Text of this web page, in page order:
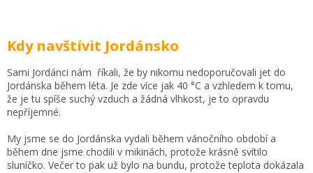
Kdy navštívit Jordánsko
Sami Jordánci nám říkali, že by nikomu nedoporučovali jet do
Jordánska během léta. Je zde více jak 40 °C a vzhledem k tomu,
že je tu spíše suchý vzduch a žádná vlhkost, je to opravdu
nepříjemné.
My jsme se do Jordánska vydali během vánočního období a
během dne jsme chodili v mikinách, protože krásně svítilo
sluníčko. Večer to pak už bylo na bundu, protože teplota dokázala